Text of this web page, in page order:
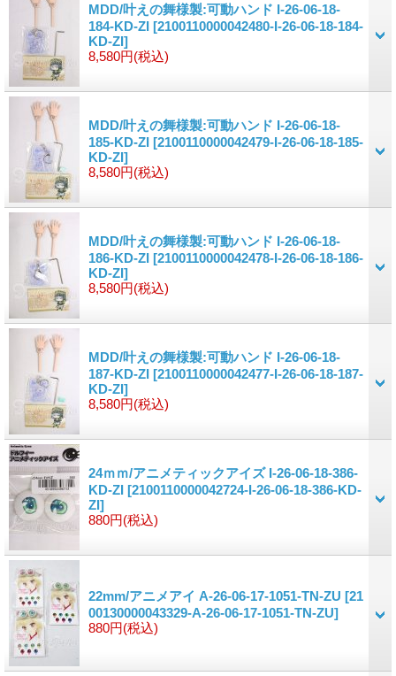
MDD/叶えの舞様製:可動ハンド I-26-06-18-
184-KD-ZI [2100110000042480-I-26-06-18-184-
KD-ZI]
8,580円(税込)
MDD/叶えの舞様製:可動ハンド I-26-06-18-
185-KD-ZI [2100110000042479-I-26-06-18-185-
KD-ZI]
8,580円(税込)
MDD/叶えの舞様製:可動ハンド I-26-06-18-
186-KD-ZI [2100110000042478-I-26-06-18-186-
KD-ZI]
8,580円(税込)
MDD/叶えの舞様製:可動ハンド I-26-06-18-
187-KD-ZI [2100110000042477-I-26-06-18-187-
KD-ZI]
8,580円(税込)
24ｍｍ/アニメティックアイズ I-26-06-18-386-
KD-ZI [2100110000042724-I-26-06-18-386-KD-
ZI]
880円(税込)
22mm/アニメアイ A-26-06-17-1051-TN-ZU [21
00130000043329-A-26-06-17-1051-TN-ZU]
880円(税込)